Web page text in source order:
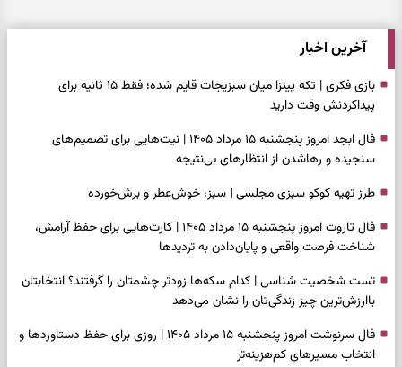
آخرین اخبار
بازی فکری | تکه پیتزا میان سبزیجات قایم شده؛ فقط ۱۵ ثانیه برای
پیداکردنش وقت دارید
فال ابجد امروز پنجشنبه ۱۵ مرداد ۱۴۰۵ | نیت‌هایی برای تصمیم‌های
سنجیده و رهاشدن از انتظارهای بی‌نتیجه
طرز تهیه کوکو سبزی مجلسی | سبز، خوش‌عطر و برش‌خورده
فال تاروت امروز پنجشنبه ۱۵ مرداد ۱۴۰۵ | کارت‌هایی برای حفظ آرامش،
شناخت فرصت واقعی و پایان‌دادن به تردیدها
تست شخصیت شناسی | کدام سکه‌ها زودتر چشمتان را گرفتند؟ انتخابتان
باارزش‌ترین چیز زندگی‌تان را نشان می‌دهد
فال سرنوشت امروز پنجشنبه ۱۵ مرداد ۱۴۰۵ | روزی برای حفظ دستاوردها و
انتخاب مسیرهای کم‌هزینه‌تر